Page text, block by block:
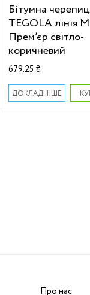
Бітумна
TEGOLA лінія
Прем’єр світло-
коричневий
679.25 ₴
ДОКЛАДНІШЕ
Про нас